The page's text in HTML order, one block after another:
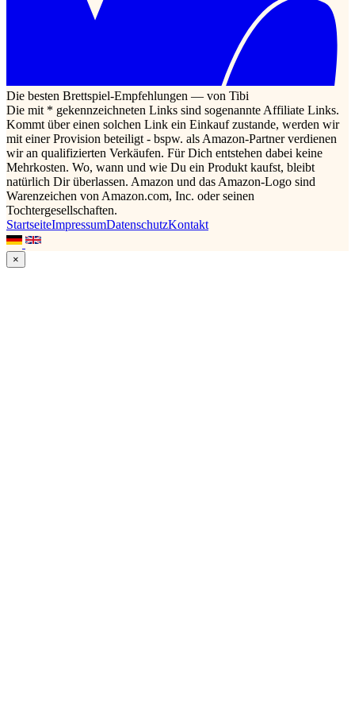
Die besten Brettspiel-Empfehlungen — von Tibi
Die mit * gekennzeichneten Links sind sogenannte Affiliate Links.
Kommt über einen solchen Link ein Einkauf zustande, werden wir
mit einer Provision beteiligt - bspw. als Amazon-Partner verdienen
wir an qualifizierten Verkäufen. Für Dich entstehen dabei keine
Mehrkosten. Wo, wann und wie Du ein Produkt kaufst, bleibt
natürlich Dir überlassen. Amazon und das Amazon-Logo sind
Warenzeichen von Amazon.com, Inc. oder seinen
Tochtergesellschaften.
StartseiteImpressumDatenschutzKontakt
×